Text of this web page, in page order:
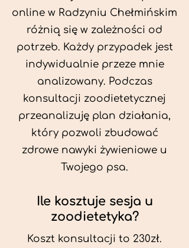
online w Radzyniu Chełmińskim
różnią się w zależności od
potrzeb. Każdy przypadek jest
indywidualnie przeze mnie
analizowany. Podczas
konsultacji zoodietetycznej
przeanalizuję plan działania,
który pozwoli zbudować
zdrowe nawyki żywieniowe u
Twojego psa.
Ile kosztuje sesja u
zoodietetyka?
Koszt konsultacji to 230zł.